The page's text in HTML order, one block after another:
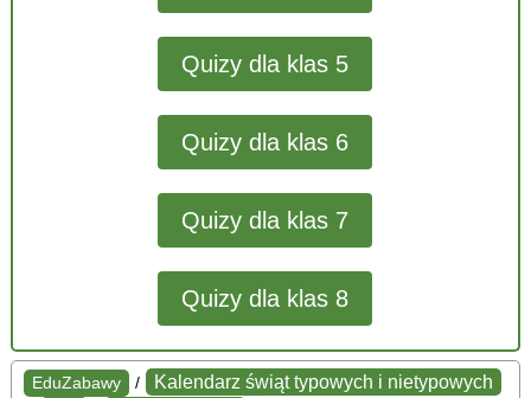
Quizy dla klas 5
Quizy dla klas 6
Quizy dla klas 7
Quizy dla klas 8
EduZabawy / Kalendarz świąt typowych i nietypowych